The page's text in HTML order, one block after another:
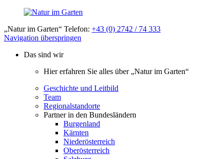
„Natur im Garten“ Telefon: +43 (0) 2742 / 74 333
Navigation überspringen
Das sind wir
Hier erfahren Sie alles über „Natur im Garten“
Geschichte und Leitbild
Team
Regionalstandorte
Partner in den Bundesländern
Burgenland
Kärnten
Niederösterreich
Oberösterreich